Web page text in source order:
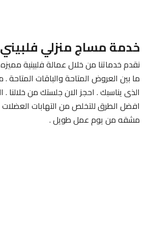
خدمة مساج منزلي
نقدم خدماتنا من خلال عمالة فلبينية مميزه
ما بين العروض المتاحة والباقات
الذى يناسبك . احجز الان جلستك من خلالنا .
افضل الطرق للتخلص من التهابات
مشقه من يوم عمل طويل .